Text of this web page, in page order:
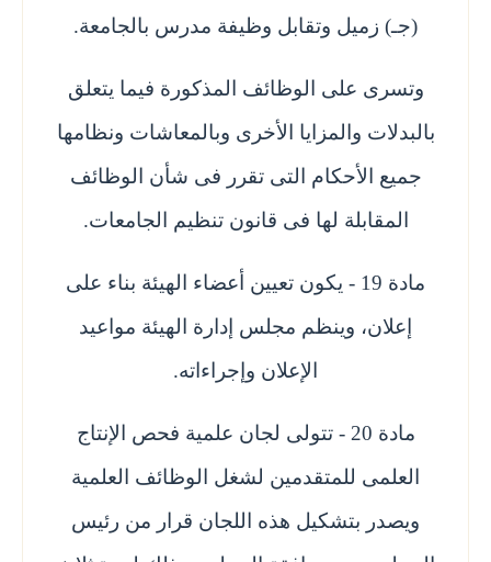
(جـ) زميل وتقابل وظيفة مدرس بالجامعة.
وتسرى على الوظائف المذكورة فيما يتعلق
بالبدلات والمزايا الأخرى وبالمعاشات ونظامها
جميع الأحكام التى تقرر فى شأن الوظائف
المقابلة لها فى قانون تنظيم الجامعات.
مادة 19 - يكون تعيين أعضاء الهيئة بناء على
إعلان، وينظم مجلس إدارة الهيئة مواعيد
الإعلان وإجراءاته.
مادة 20 - تتولى لجان علمية فحص الإنتاج
العلمى للمتقدمين لشغل الوظائف العلمية
ويصدر بتشكيل هذه اللجان قرار من رئيس